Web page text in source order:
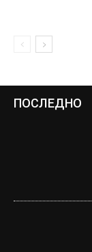
ПОСЛЕДНО